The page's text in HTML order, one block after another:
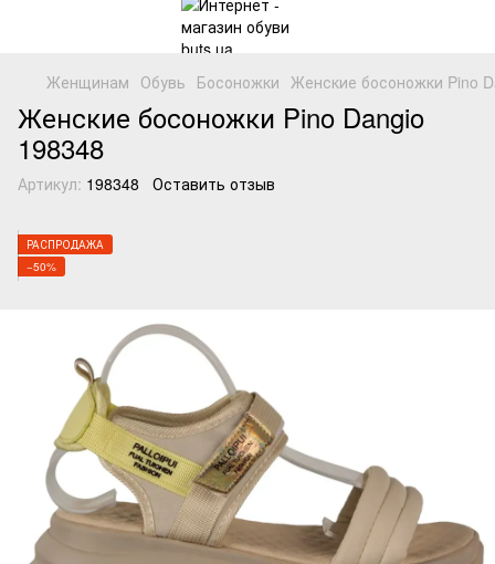
Женщинам Обувь Босоножки Женские босоножки Pino
Женские босоножки Pino Dangio
198348
Артикул: 198348 Оставить отзыв
РАСПРОДАЖА
−50%